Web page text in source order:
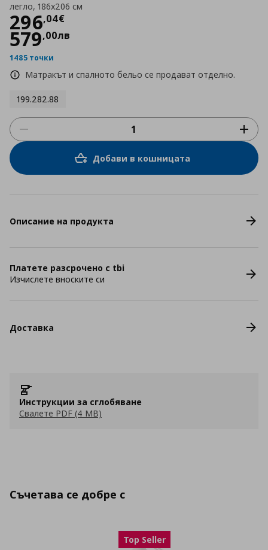
легло, 186x206 см
296,04€
Цена296,04 €
579,00лв
1485 точки
Матракът и спалното бельо се продават отделно.
199.282.88
Добави в кошницата
Описание на продукта
Платете разсрочено с tbi
Изчислете вноските си
Доставка
Инструкции за сглобяване
Свалете PDF (4 MB)
Съчетава се добре с
Top Seller